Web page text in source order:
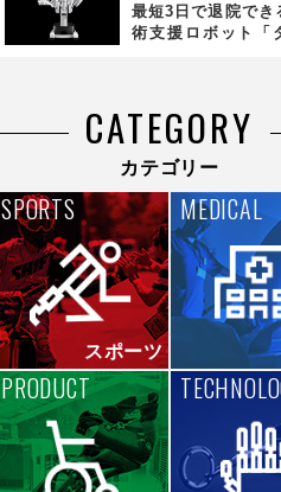
最短3日で退院でき
術支援ロボット「
CATEGORY
カテゴリー
スポーツ
SPORTS MEDICAL
PRODUCT